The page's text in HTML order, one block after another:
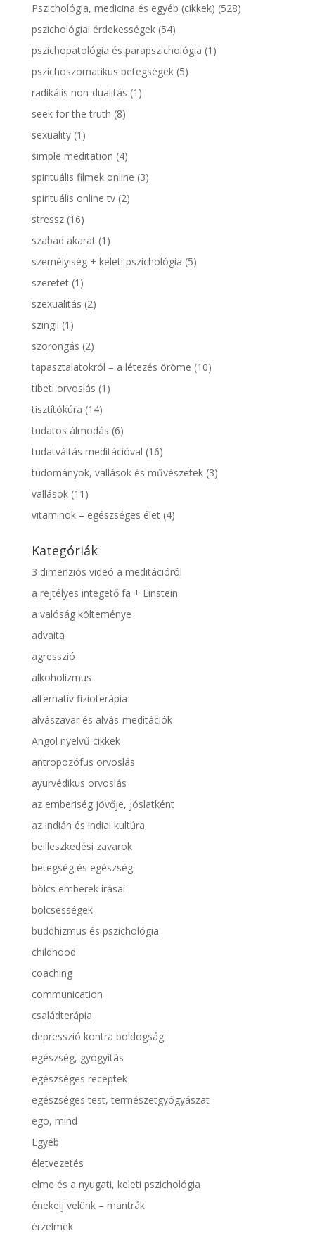
Pszichológia, medicina és egyéb (cikkek) (528)
pszichológiai érdekességek(54)
pszichopatológia és parapszichológia (1)
pszichoszomatikus betegségek(5)
radikális non-dualitás (1)
seek for the truth (8)
sexuality(1)
simple meditation (4)
spirituális filmek online (3)
spirituális online tv(2)
stressz(16)
szabad akarat(1)
személyiség + keleti pszichológia (5)
szeretet(1)
szexualitás (2)
szingli (1)
szorongás (2)
tapasztalatokról – a létezés öröme (10)
tibeti orvoslás (1)
tisztítókúra (14)
tudatos álmodás (6)
tudatváltás meditációval (16)
tudományok, vallások és művészetek(3)
vallások(11)
vitaminok – egészséges élet(4)
Kategóriák
3 dimenziós videó a meditációról
a rejtélyes integető fa + Einstein
a valóság költeménye
advaita
agresszió
alkoholizmus
alternatív fizioterápia
alvászavar és alvás-meditációk
Angol nyelvű cikkek
antropozófus orvoslás
ayurvédikus orvoslás
az emberiség jövője, jóslatként
az indián és indiai kultúra
beilleszkedési zavarok
betegség és egészség
bölcs emberek írásai
bölcsességek
buddhizmus és pszichológia
childhood
coaching
communication
családterápia
depresszió kontra boldogság
egészség, gyógyítás
egészséges receptek
egészséges test, természetgyógyászat
ego, mind
Egyéb
életvezetés
elme és a nyugati, keleti pszichológia
énekelj velünk – mantrák
érzelmek